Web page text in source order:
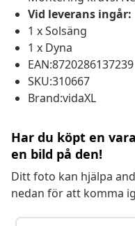
Vid leverans ingår:
1 x Solsäng
1 x Dyna
EAN:8720286137239
SKU:310667
Brand:vidaXL
Har du köpt en
en bild på den!
Ditt foto kan hjälpa
nedan för att komma